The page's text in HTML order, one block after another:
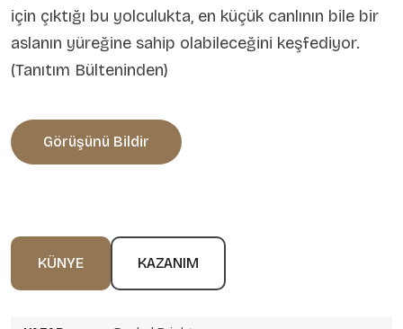
için çıktığı bu yolculukta, en küçük canlının bile bir
aslanın yüreğine sahip olabileceğini keşfediyor.
(Tanıtım Bülteninden)
Görüşünü Bildir
KÜNYE KAZANIM